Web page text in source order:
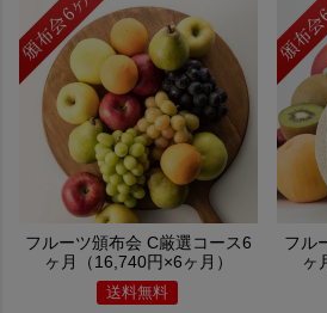
フルーツ頒布会 C厳選コース6
ヶ月（16,740円×6ヶ月）
送料無料
フル
ヶ